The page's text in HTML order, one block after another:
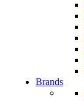
Brands